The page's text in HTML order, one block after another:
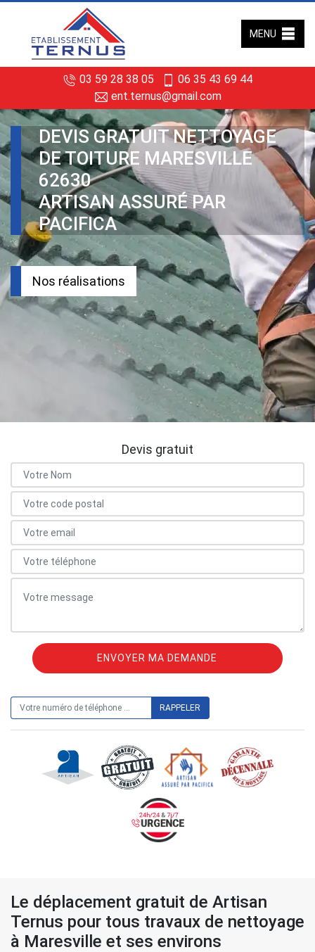
03 59 28 38 05
06 35 43 69 44
ent.ternus@gmail.com
MENU
DEVIS GRATUIT NETTOYAGE
DE TOITURE MARESVILLE
62630
ARTISAN ASSURÉ PAR
PACIFICA
Nos réalisations
Devis gratuit
Le déplacement gratuit de Artisan
Ternus pour tous travaux de nettoyage
à Maresville et ses environs